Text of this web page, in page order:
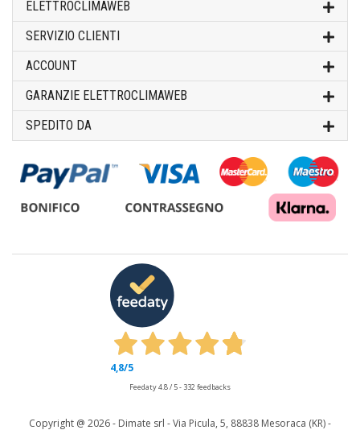
ELETTROCLIMAWEB
SERVIZIO CLIENTI
ACCOUNT
GARANZIE ELETTROCLIMAWEB
SPEDITO DA
Copyright @ 2026 - Dimate srl - Via Picula, 5, 88838 Mesoraca (KR) -
4,8/5
Feedaty4.8/ 5- 332 feedbacks